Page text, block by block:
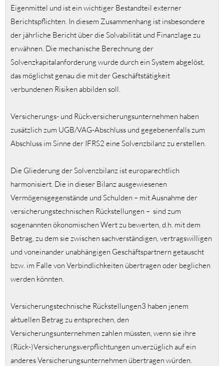
Eigenmittel und ist ein wichtiger Bestandteil externer
Berichtspflichten. In diesem Zusammenhang ist insbesondere
der jährliche Bericht über die Solvabilität und Finanzlage zu
erwähnen. Die mechanische Berechnung der
Solvenzkapitalanforderung wurde durch ein System abgelöst,
das möglichst genau die mit der Geschäftstätigkeit
verbundenen Risiken abbilden soll.
Versicherungs- und Rückversicherungsunternehmen haben
zusätzlich zum UGB/VAG-Abschluss und gegebenenfalls zum
Abschluss im Sinne der IFRS2 eine Solvenzbilanz zu erstellen.
Die Gliederung der Solvenzbilanz ist europarechtlich
harmonisiert. Die in dieser Bilanz ausgewiesenen
Vermögensgegenstände und Schulden – mit Ausnahme der
versicherungstechnischen Rückstellungen – sind zum
sogenannten ökonomischen Wert zu bewerten, d.h. mit dem
Betrag, zu dem sie zwischen sachverständigen, vertragswilligen
und voneinander unabhängigen Geschäftspartnern getauscht
bzw. im Falle von Verbindlichkeiten übertragen oder beglichen
werden könnten.
Versicherungstechnische Rückstellungen3 haben jenem
aktuellen Betrag zu entsprechen, den
Versicherungsunternehmen zahlen müssten, wenn sie ihre
(Rück-)Versicherungsverpflichtungen unverzüglich auf ein
anderes Versicherungsunternehmen übertragen würden.